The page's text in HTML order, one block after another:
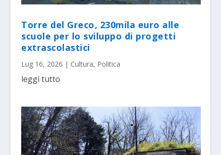
Torre del Greco, 230mila euro alle
scuole per lo sviluppo di progetti
extrascolastici
Lug 16, 2026 | Cultura, Politica
leggi tutto